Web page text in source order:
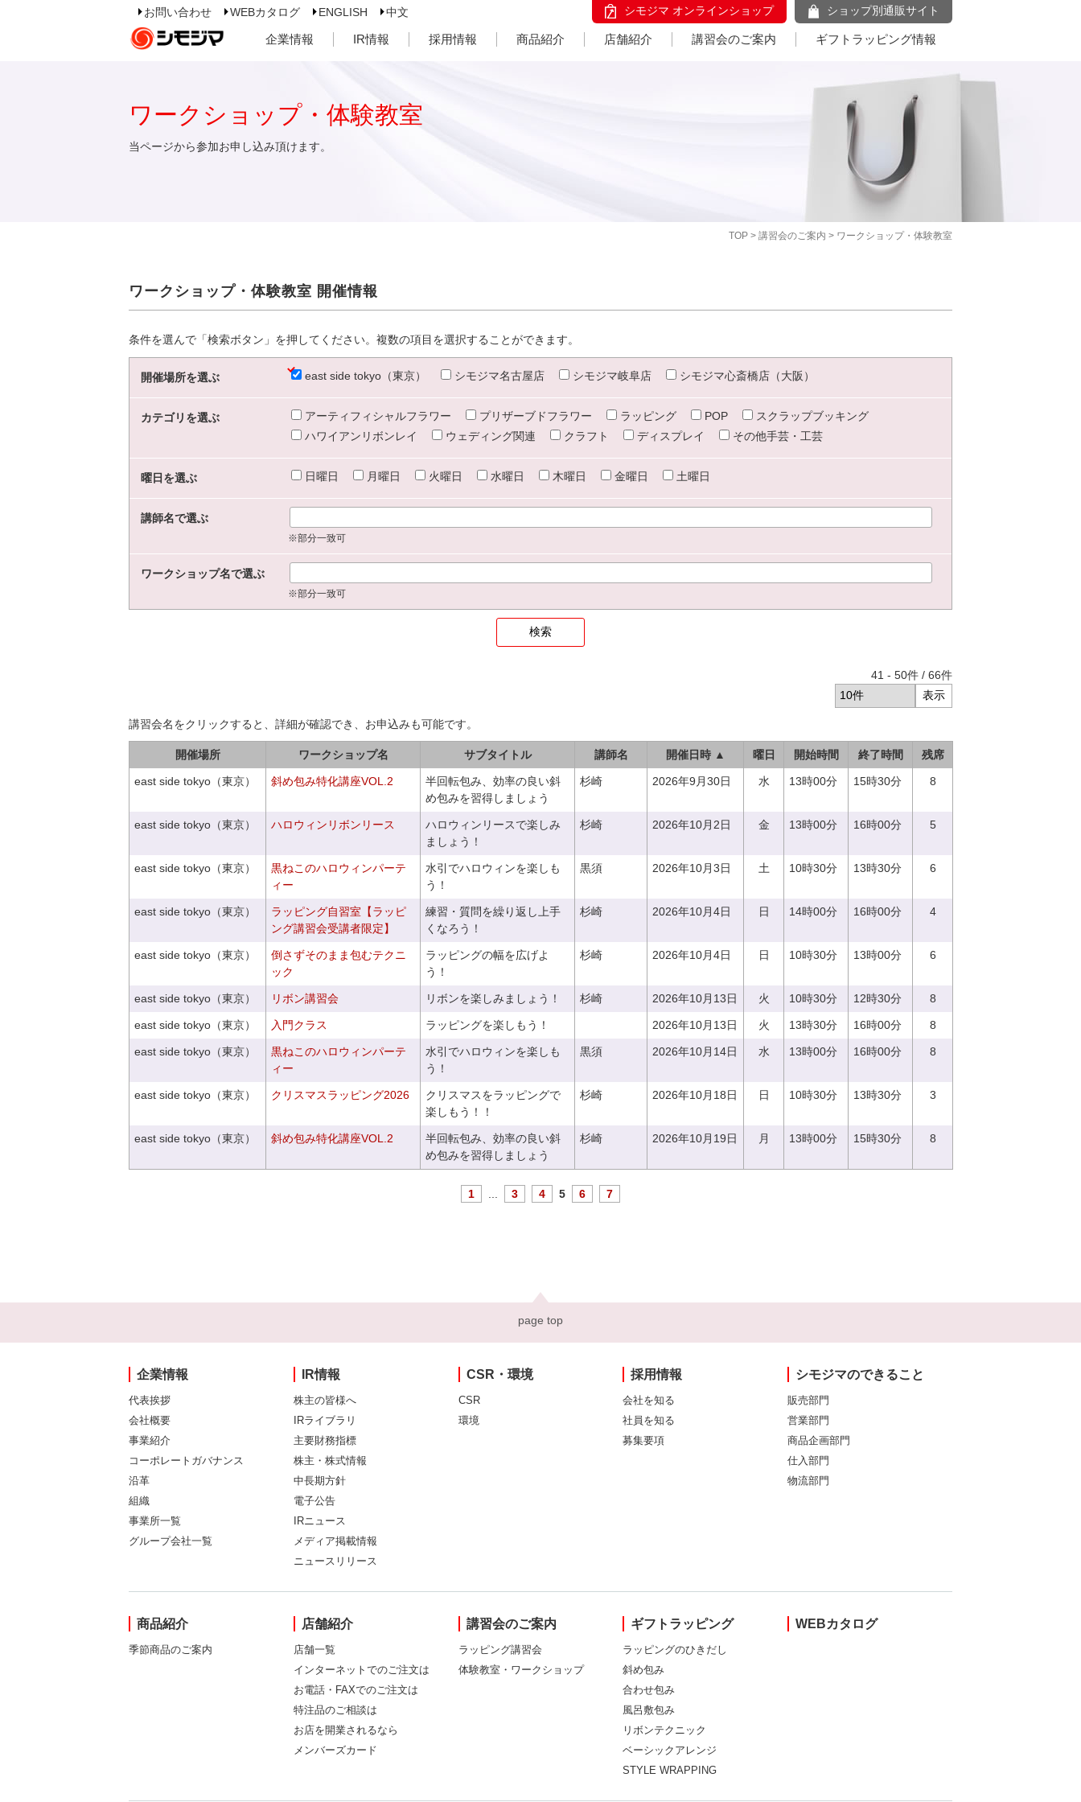
お問い合わせ WEBカタログ ENGLISH 中文 シモジマ オンラインショップ ショップ別通販サイト
企業情報 IR情報 採用情報 商品紹介 店舗紹介 講習会のご案内 ギフトラッピング情報
TOP > 講習会のご案内 > ワークショップ・体験教室
ワークショップ・体験教室
当ページから参加お申し込み頂けます。
ワークショップ・体験教室 開催情報
条件を選んで「検索ボタン」を押してください。複数の項目を選択することができます。
開催場所を選ぶ east side tokyo（東京） シモジマ名古屋店 シモジマ岐阜店 シモジマ心斎橋店（大阪）
カテゴリを選ぶ アーティフィシャルフラワー プリザーブドフラワー ラッピング POP
スクラップブッキング
ハワイアンリボンレイ
ウェディング関連 クラフト ディスプレイ その他手芸・工芸
曜日を選ぶ 日曜日 月曜日 火曜日 水曜日 木曜日 金曜日 土曜日
講師名で選ぶ
※部分一致可
ワークショップ名で選ぶ
※部分一致可
41 - 50件 / 66件
講習会名をクリックすると、詳細が確認でき、お申込みも可能です。
開催場所 ワークショップ名 サブタイトル 講師名 開催日時 ▲ 曜日 開始時間 終了時間 残席
east side tokyo（東京） 斜め包み特化講座VOL.2
半回転包み、効率の良い斜
め包みを習得しましょう
杉崎 2026年9月30日 水 13時00分 15時30分 8
east side tokyo（東京） ハロウィンリボンリース
ハロウィンリースで楽しみ
ましょう！
杉崎 2026年10月2日 金 13時00分 16時00分 5
east side tokyo（東京）
黒ねこのハロウィンパーテ
ィー
水引でハロウィンを楽しも
う！
黒須 2026年10月3日 土 10時30分 13時30分 6
east side tokyo（東京）
ラッピング自習室【ラッピ
ング講習会受講者限定】
練習・質問を繰り返し上手
くなろう！
杉崎 2026年10月4日 日 14時00分 16時00分 4
east side tokyo（東京）
倒さずそのまま包むテクニ
ック
ラッピングの幅を広げよ
う！
杉崎 2026年10月4日 日 10時30分 13時00分 6
east side tokyo（東京） リボン講習会 リボンを楽しみましょう！ 杉崎 2026年10月13日 火 10時30分 12時30分 8
east side tokyo（東京） 入門クラス ラッピングを楽しもう！ 2026年10月13日 火 13時30分 16時00分 8
east side tokyo（東京）
黒ねこのハロウィンパーテ
ィー
水引でハロウィンを楽しも
う！
黒須 2026年10月14日 水 13時00分 16時00分 8
east side tokyo（東京） クリスマスラッピング2026
クリスマスをラッピングで
楽しもう！！
杉崎 2026年10月18日 日 10時30分 13時30分 3
east side tokyo（東京） 斜め包み特化講座VOL.2
半回転包み、効率の良い斜
め包みを習得しましょう
杉崎 2026年10月19日 月 13時00分 15時30分 8
1 3 4 5 6 7
page top
企業情報
代表挨拶
会社概要
事業紹介
コーポレートガバナンス
沿革
組織
事業所一覧
グループ会社一覧
IR情報
株主の皆様へ
IRライブラリ
主要財務指標
株主・株式情報
中長期方針
電子公告
IRニュース
メディア掲載情報
ニュースリリース
CSR・環境
CSR
環境
採用情報
会社を知る
社員を知る
募集要項
シモジマのできること
販売部門
営業部門
商品企画部門
仕入部門
物流部門
商品紹介
季節商品のご案内
店舗紹介
店舗一覧
インターネットでのご注文は
お電話・FAXでのご注文は
特注品のご相談は
お店を開業されるなら
メンバーズカード
講習会のご案内
ラッピング講習会
体験教室・ワークショップ
ギフトラッピング
ラッピングのひきだし
斜め包み
合わせ包み
風呂敷包み
リボンテクニック
ベーシックアレンジ
STYLE WRAPPING
WEBカタログ